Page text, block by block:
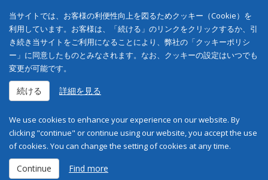
当サイトでは、お客様の利便性向上を図るためクッキー（Cookie）を
利用しています。お客様は、「続ける」のリンクをクリックするか、引
き続き当サイトをご利用になることにより、弊社の「クッキーポリシ
ー」に同意したものとみなされます。なお、クッキーの設定はいつでも
変更が可能です。
続ける 詳細を見る
We use cookies to enhance your experience on our website. By
clicking "continue" or continue using our website, you accept the use
of cookies. You can change the setting of cookies at any time.
Continue Find more